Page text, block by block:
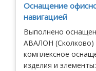
Оснащение
навигацией
Выполнено
АВАЛОН (Сколково)
комплексное
изделия и